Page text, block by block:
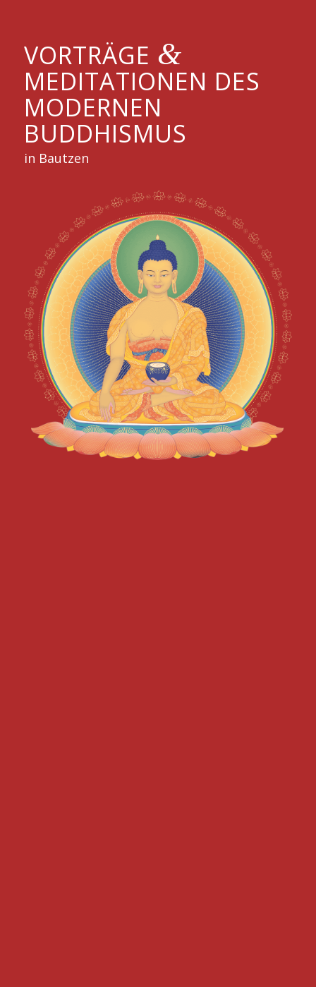
VORTRÄGE &
MEDITATIONEN DES
MODERNEN
BUDDHISMUS
in Bautzen